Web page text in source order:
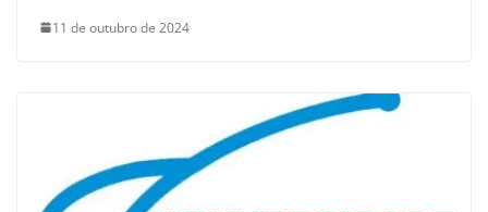
11 de outubro de 2024